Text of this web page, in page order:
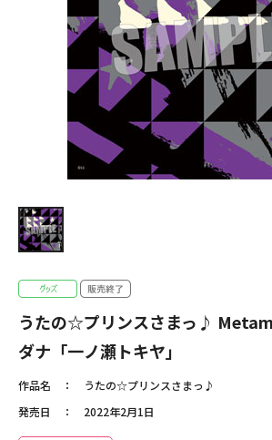
うたの☆プリンスさまっ♪
ダナ「一ノ瀬トキヤ」
作品名
うたの☆プリンスさまっ♪
発売日
2022年2月1日